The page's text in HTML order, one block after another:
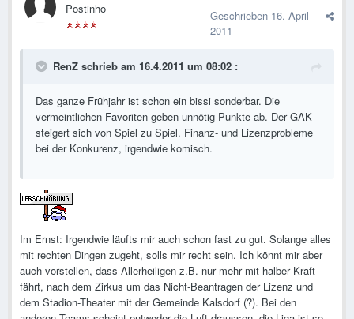
Postinho Geschrieben 16. April
2011
RenZ schrieb am 16.4.2011 um 08:02 :
Das ganze Frühjahr ist schon ein bissi sonderbar. Die
vermeintlichen Favoriten geben unnötig Punkte ab. Der GAK
steigert sich von Spiel zu Spiel. Finanz- und Lizenzprobleme
bei der Konkurenz, irgendwie komisch.
Im Ernst: Irgendwie läufts mir auch schon fast zu gut. Solange alles
mit rechten Dingen zugeht, solls mir recht sein. Ich könnt mir aber
auch vorstellen, dass Allerheiligen z.B. nur mehr mit halber Kraft
fährt, nach dem Zirkus um das Nicht-Beantragen der Lizenz und
dem Stadion-Theater mit der Gemeinde Kalsdorf (?). Bei den